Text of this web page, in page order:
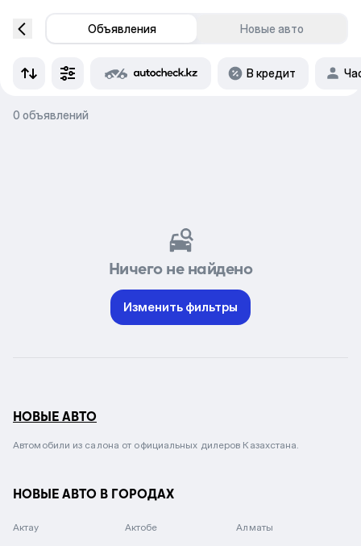
Объявления Новые авто
В кредит
0 объявлений
Ничего не найдено
Изменить фильтры
НОВЫЕ АВТО
Автомобили из салона от официальных дилеров Казахстана.
НОВЫЕ АВТО В ГОРОДАХ
Актау Актобе Алматы